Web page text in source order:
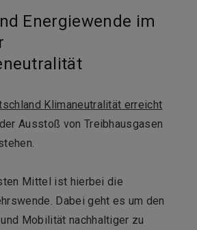
Energiewende im
Klimaneutralität erreicht
Ausstoß von Treibhausgasen
Mittel ist hierbei die
Dabei geht es um den
Mobilität nachhaltiger zu